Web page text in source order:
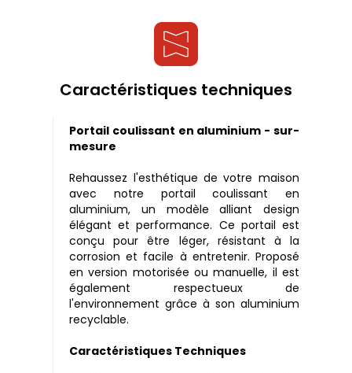
Caractéristiques techniques
Portail coulissant en aluminium - sur-
mesure
Rehaussez l'esthétique de votre maison
avec notre portail coulissant en
aluminium, un modèle alliant design
élégant et performance. Ce portail est
conçu pour être léger, résistant à la
corrosion et facile à entretenir. Proposé
en version motorisée ou manuelle, il est
également respectueux de
l'environnement grâce à son aluminium
recyclable.
Caractéristiques Techniques